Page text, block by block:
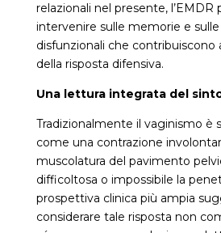
relazionali nel presente,
intervenire sulle memorie e
disfunzionali che
della risposta difensiva.
Una lettura integrata del
Tradizionalmente il vaginismo è
come una contrazione
muscolatura del pavimento
difficoltosa o impossibile la
prospettiva clinica più ampia
considerare tale risposta non